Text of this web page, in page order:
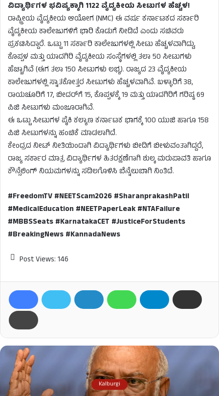
ವಿದ್ಯಾರ್ಥಿಗಳ ಭವಿಷ್ಯಕ್ಕಾಗಿ 1122 ವೈದ್ಯಕೀಯ ಸೀಟುಗಳ ಹೆಚ್ಚಳ!
ರಾಷ್ಟ್ರೀಯ ವೈದ್ಯಕೀಯ ಆಯೋಗ (NMC) ಈ ವರ್ಷ ಕರ್ನಾಟಕದ ಸರ್ಕಾರಿ
ವೈದ್ಯಕೀಯ ಕಾಲೇಜುಗಳಿಗೆ ಭಾರಿ ಕೊಡುಗೆ ನೀಡಿದೆ ಎಂದು ಸಚಿವರು
ಪ್ರಕಟಿಸಿದ್ದಾರೆ. ಒಟ್ಟು 11 ಸರ್ಕಾರಿ ಕಾಲೇಜುಗಳಲ್ಲಿ ಸೀಟು ಹೆಚ್ಚಳವಾಗಿದ್ದು,
ಕೊಪ್ಪಳ ಮತ್ತು ಯಾದಗಿರಿ ವೈದ್ಯಕೀಯ ಸಂಸ್ಥೆಗಳಲ್ಲಿ ತಲಾ 50 ಸೀಟುಗಳು
ಹೆಚ್ಚಾಗಿವೆ (ಈಗ ತಲಾ 150 ಸೀಟುಗಳು ಲಭ್ಯ). ರಾಜ್ಯದ 23 ವೈದ್ಯಕೀಯ
ಕಾಲೇಜುಗಳಲ್ಲಿ ಸ್ನಾತಕೋತ್ತರ ಸೀಟುಗಳು ಹೆಚ್ಚಳವಾಗಿವೆ. ಬಳ್ಳಾರಿಗೆ 38,
ರಾಯಚೂರಿಗೆ 17, ಬೀದರ್‌ಗೆ 15, ಕೊಪ್ಪಳಕ್ಕೆ 19 ಮತ್ತು ಯಾದಗಿರಿಗೆ ಗರಿಷ್ಠ 69
ಪಿಜಿ ಸೀಟುಗಳು ಮಂಜೂರಾಗಿವೆ.
ಈ ಒಟ್ಟು ಸೀಟುಗಳ ಪೈಕಿ ಕಲ್ಯಾಣ ಕರ್ನಾಟಕ ಭಾಗಕ್ಕೆ 100 ಯುಜಿ ಹಾಗೂ 158
ಪಿಜಿ ಸೀಟುಗಳನ್ನು ಹಂಚಿಕೆ ಮಾಡಲಾಗಿದೆ.
ಕೇಂದ್ರದ ನೀಟ್ ನೀತಿಯಿಂದಾಗಿ ವಿದ್ಯಾರ್ಥಿಗಳು ಬೀದಿಗೆ ಬೀಳುವಂತಾಗಿದ್ದರೆ,
ರಾಜ್ಯ ಸರ್ಕಾರ ಮಾತ್ರ ವಿದ್ಯಾರ್ಥಿಗಳ ಹಿತರಕ್ಷಣೆಗಾಗಿ ಶುಲ್ಕ ಮರುಪಾವತಿ ಹಾಗೂ
ಕೌನ್ಸೆಲಿಂಗ್ ನಿಯಮಗಳನ್ನು ಸಡಿಲಗೊಳಿಸಿ ಬೆನ್ನೆಲುಬಾಗಿ ನಿಂತಿದೆ.
#FreedomTV #NEETScam2026 #SharanprakashPatil
#MedicalEducation #NEETPaperLeak #NTAFailure
#MBBSSeats #KarnatakaCET #JusticeForStudents
#BreakingNews #KannadaNews
Post Views: 146
Kalburgi